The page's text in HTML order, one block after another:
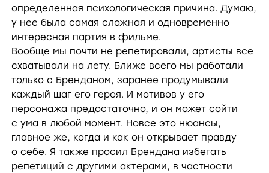
определенная психологическая причина. Думаю,
у нее была самая сложная и одновременно
интересная партия в фильме.
Вообще мы почти не репетировали, артисты все
схватывали на лету. Ближе всего мы работали
только с Бренданом, заранее продумывали
каждый шаг его героя. И мотивов у его
персонажа предостаточно, и он может сойти
с ума в любой момент. Новсе это нюансы,
главное же, когда и как он открывает правду
о себе. Я также просил Брендана избегать
репетиций с другими актерами, в частности